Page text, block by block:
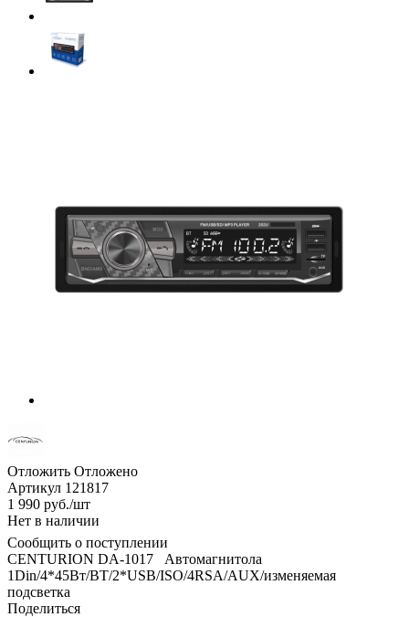
Отложить Отложено
Артикул 121817
1 990 руб./шт
Нет в наличии
Сообщить о поступлении
CENTURION DA-1017 Автомагнитола
1Din/4*45Вт/BT/2*USB/ISO/4RSA/AUX/изменяемая
подсветка
Поделиться